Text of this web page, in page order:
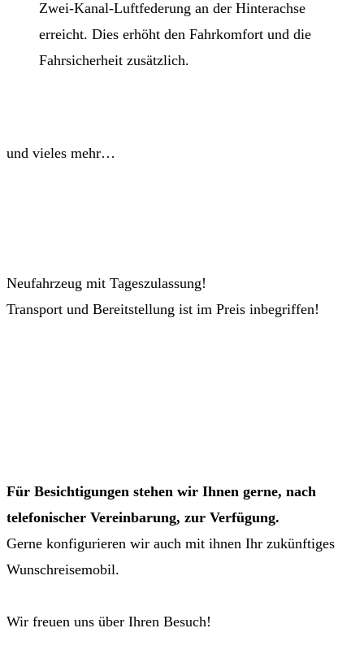
Zwei-Kanal-Luftfederung an der Hinterachse
erreicht. Dies erhöht den Fahrkomfort und die
Fahrsicherheit zusätzlich.
und vieles mehr…
Neufahrzeug mit Tageszulassung!
Transport und Bereitstellung ist im Preis inbegriffen!
Für Besichtigungen stehen wir Ihnen gerne, nach
telefonischer Vereinbarung, zur Verfügung.
Gerne konfigurieren wir auch mit ihnen Ihr zukünftiges
Wunschreisemobil.
Wir freuen uns über Ihren Besuch!